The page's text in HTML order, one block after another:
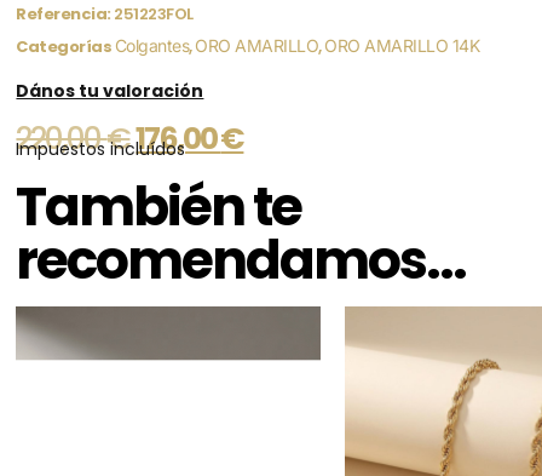
Referencia: 251223FOL
Categorías Colgantes,ORO AMARILLO,ORO AMARILLO 14K
Dános tu valoración
220,00€176,00€
Impuestos incluídos
También te
recomendamos…